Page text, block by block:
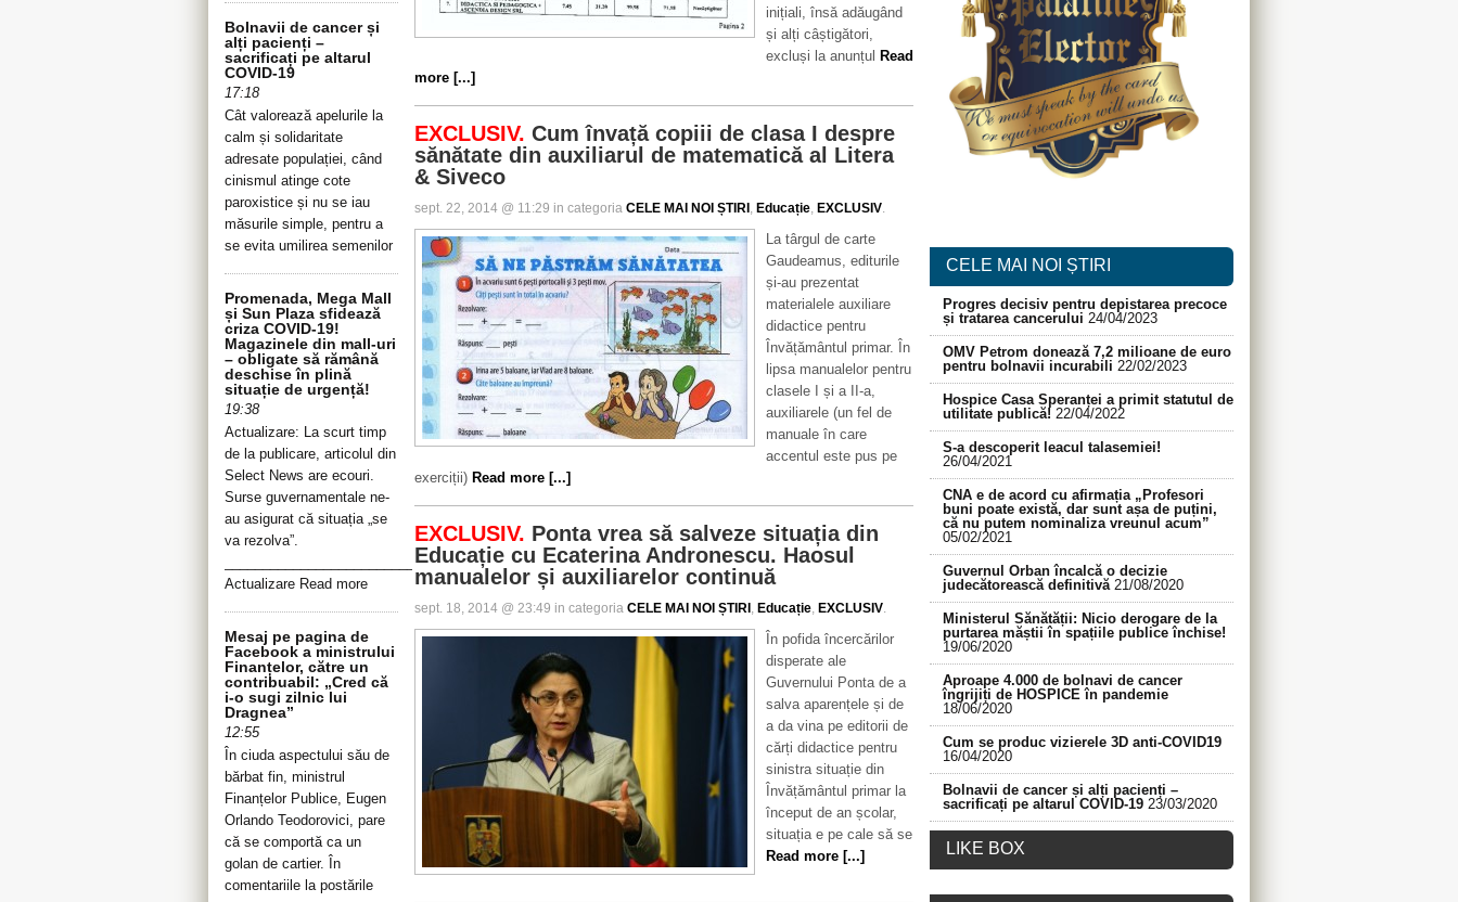
inițiali, însă adăugând
și alți câștigători,
excluși la anunțul Read
more [...]
EXCLUSIV. Cum învață copiii de clasa I despre
sănătate din auxiliarul de matematică al Litera
& Siveco
sept. 22, 2014 @ 11:29 in categoria CELE MAI NOI ȘTIRI , Educație, EXCLUSIV.
La târgul de carte
Gaudeamus, editurile
și-au prezentat
materialele auxiliare
didactice pentru
Învățământul primar. În
lipsa manualelor pentru
clasele I și a II-a,
auxiliarele (un fel de
manuale în care
accentul este pus pe
exerciții) Read more [...]
EXCLUSIV. Ponta vrea să salveze situația din
Educație cu Ecaterina Andronescu. Haosul
manualelor și auxiliarelor continuă
sept. 18, 2014 @ 23:49 in categoria CELE MAI NOI ȘTIRI , Educație, EXCLUSIV.
În pofida încercărilor
disperate ale
Guvernului Ponta de a
salva aparențele și de
a da vina pe editorii de
cărți didactice pentru
sinistra situație din
Învățământul primar la
început de an școlar,
situația e pe cale să se
Read more [...]
Bolnavii de cancer și
alți pacienți –
sacrificați pe altarul
COVID-19
17:18
Cât valorează apelurile la
calm și solidaritate
adresate populației, când
cinismul atinge cote
paroxistice și nu se iau
măsurile simple, pentru a
se evita umilirea semenilor
Promenada, Mega Mall
și Sun Plaza sfidează
criza COVID-19!
Magazinele din mall-uri
– obligate să rămână
deschise în plină
situație de urgență!
19:38
Actualizare: La scurt timp
de la publicare, articolul din
Select News are ecouri.
Surse guvernamentale ne-
au asigurat că situația „se
va rezolva”.
_____________________________________________________________________________
Actualizare Read more
Mesaj pe pagina de
Facebook a ministrului
Finanțelor, către un
contribuabil: „Cred că
i-o sugi zilnic lui
Dragnea”
12:55
În ciuda aspectului său de
bărbat fin, ministrul
Finanțelor Publice, Eugen
Orlando Teodorovici, pare
că se comportă ca un
golan de cartier. În
comentariile la postările
CELE MAI NOI ȘTIRI
Progres decisiv pentru depistarea precoce
și tratarea cancerului 24/04/2023
OMV Petrom donează 7,2 milioane de euro
pentru bolnavii incurabili 22/02/2023
Hospice Casa Speranței a primit statutul de
utilitate publică! 22/04/2022
S-a descoperit leacul talasemiei!
26/04/2021
CNA e de acord cu afirmația „Profesori
buni poate există, dar sunt așa de puțini,
că nu putem nominaliza vreunul acum”
05/02/2021
Guvernul Orban încalcă o decizie
judecătorească definitivă 21/08/2020
Ministerul Sănătății: Nicio derogare de la
purtarea măștii în spațiile publice închise!
19/06/2020
Aproape 4.000 de bolnavi de cancer
îngrijiți de HOSPICE în pandemie
18/06/2020
Cum se produc vizierele 3D anti-COVID19
16/04/2020
Bolnavii de cancer și alți pacienți –
sacrificați pe altarul COVID-19 23/03/2020
LIKE BOX